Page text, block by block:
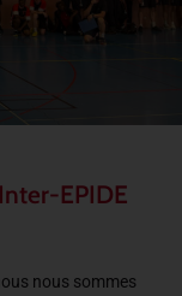
EPIDE
nous sommes